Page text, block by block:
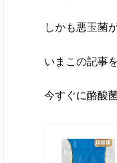
しかも悪玉菌
いまこの記事
今すぐに酪酸